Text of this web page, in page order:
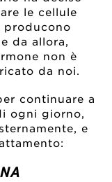
le cellule
producono
da allora,
non è
da noi.
continuare a
ogni giorno,
e